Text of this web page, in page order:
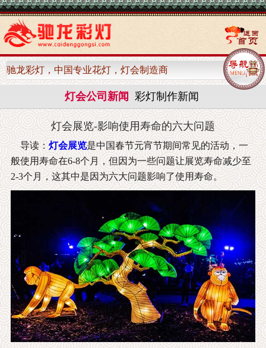
驰龙彩灯，中国专业花灯，灯会制造商
灯会公司新闻 彩灯制作新闻
灯会展览-影响使用寿命的六大问题
导读：灯会展览是中国春节元宵节期间常见的活动，一
般使用寿命在6-8个月，但因为一些问题让展览寿命减少至
2-3个月，这其中是因为六大问题影响了使用寿命。